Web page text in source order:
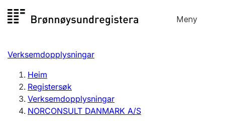
til
Meny
Registersøk
Aksjeselskap
Enkeltpersonføretak
Registrere, endre, slette
Verksemdopplysningar
Heim
Registersøk
Verksemdopplysningar
NORCONSULT DANMARK A/S